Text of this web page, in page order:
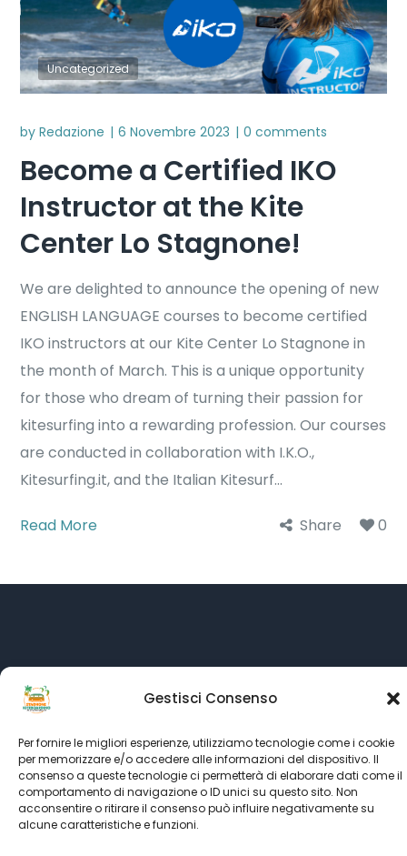
Gestisci Consenso
Per fornire le migliori esperienze, utilizziamo tecnologie come i cookie
per memorizzare e/o accedere alle informazioni del dispositivo. Il
consenso a queste tecnologie ci permetterà di elaborare dati come il
comportamento di navigazione o ID unici su questo sito. Non
acconsentire o ritirare il consenso può influire negativamente su
alcune caratteristiche e funzioni.
Uncategorized
byRedazione 6 Novembre 2023 0 comments
Become a Certified IKO
Instructor at the Kite
Center Lo Stagnone!
We are delighted to announce the opening of new
ENGLISH LANGUAGE courses to become certified
IKO instructors at our Kite Center Lo Stagnone in
the month of March. This is a unique opportunity
for those who dream of turning their passion for
kitesurfing into a rewarding profession. Our courses
are conducted in collaboration with I.K.O.,
Kitesurfing.it, and the Italian Kitesurf...
Read More Share 0
Language:
All rights reserved © SINCE 1999 - 2022